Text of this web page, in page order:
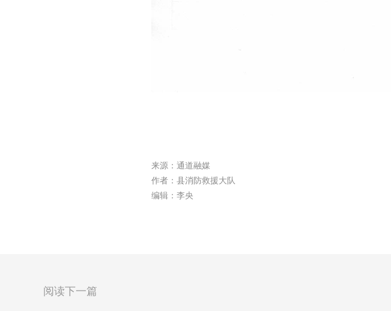
来源：通道融媒
作者：县消防救援大队
编辑：李央
阅读下一篇